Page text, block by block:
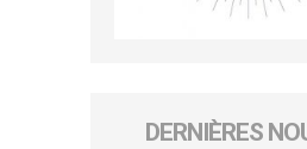
DERNIÈRES